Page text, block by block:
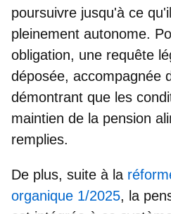
poursuivre jusqu'à ce
pleinement autonome.
obligation, une requête
déposée, accompagnée
démontrant que les
maintien de la pension
remplies.
De plus, suite à la
organique 1/2025, la